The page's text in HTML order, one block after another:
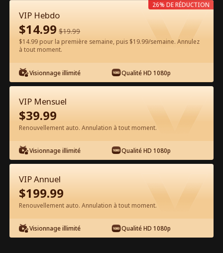
60 Débloquer maintenant
Épisode 36 - Mon Ex Bidon Me Veut à
Tout Prix Film complet
0-49 50-67 Tous les épisodes
36
VIP Hebdo
$14.99 $19.99
$14.99 pour la première semaine, puis $19.99/semaine. Annulez
à tout moment.
Visionnage illimité Qualité HD 1080p
26% DE RÉDUCTION
VIP Mensuel
$39.99
Renouvellement auto. Annulation à tout moment.
Visionnage illimité Qualité HD 1080p
VIP Annuel
$199.99
Renouvellement auto. Annulation à tout moment.
Visionnage illimité Qualité HD 1080p